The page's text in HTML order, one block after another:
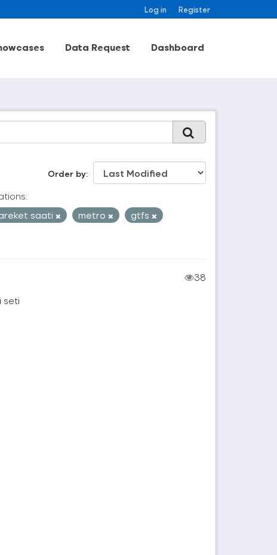
Log in Register
Data Request Dashboard
Order by
saati metro
gtfs
38
seti